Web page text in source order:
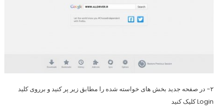
۲- در صفحه جدید بخش های خواسته شده را مطابق زیر پر کنید و برروی کلید
Login کلیک کنید